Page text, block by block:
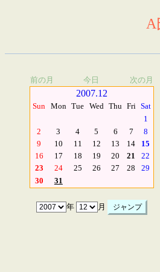
A
前の月 今日 次の月
2007.12
Sun Mon Tue Wed Thu Fri Sat
1
2
3 4 5 6 7
8
9
10 11 12 13 14
15
16
17 18 19 20 21
22
23
24 25 26 27 28
29
30
31
年 月